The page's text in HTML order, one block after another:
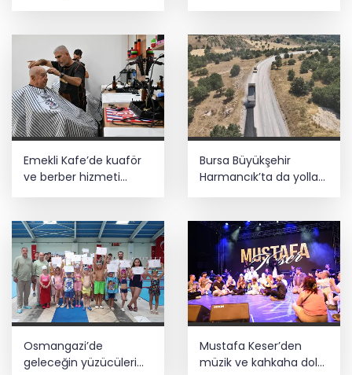
Emekli Kafe’de kuaför
ve berber hizmeti
Bursa Büyükşehir
Harmancık’ta da yolları
Osmangazi’de
geleceğin yüzücüleri
Mustafa Keser’den
müzik ve kahkaha dolu